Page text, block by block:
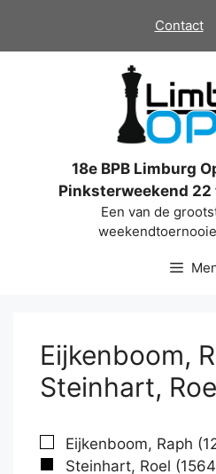
de
Contact
18e BPB Limburg
Pinksterweekend
Een van de
Eijkenboom,
Steinhart,
Eijkenboom, Raph
Steinhart, Roel